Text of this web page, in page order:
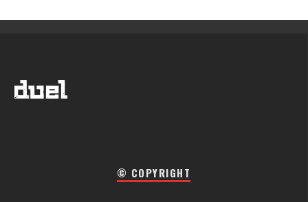
© COPYRIGHT